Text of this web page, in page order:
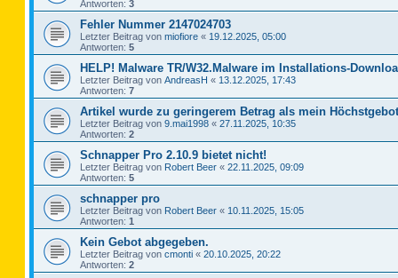
Antworten: 3
Fehler Nummer 2147024703
Letzter Beitrag von miofiore « 19.12.2025, 05:00
Antworten: 5
HELP! Malware TR/W32.Malware im Installations-
Letzter Beitrag von AndreasH « 13.12.2025, 17:43
Antworten: 7
Artikel wurde zu geringerem Betrag als mein
Letzter Beitrag von 9.mai1998 « 27.11.2025, 10:35
Antworten: 2
Schnapper Pro 2.10.9 bietet nicht!
Letzter Beitrag von Robert Beer « 22.11.2025, 09:09
Antworten: 5
schnapper pro
Letzter Beitrag von Robert Beer « 10.11.2025, 15:05
Antworten: 1
Kein Gebot abgegeben.
Letzter Beitrag von cmonti « 20.10.2025, 20:22
Antworten: 2